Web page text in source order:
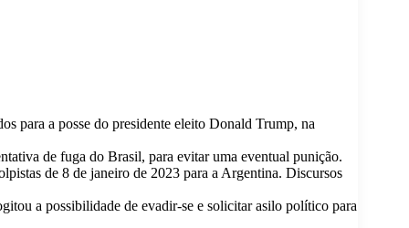
para a posse do presidente eleito Donald Trump, na
de fuga do Brasil, para evitar uma eventual punição.
de 8 de janeiro de 2023 para a Argentina. Discursos
a possibilidade de evadir-se e solicitar asilo político para